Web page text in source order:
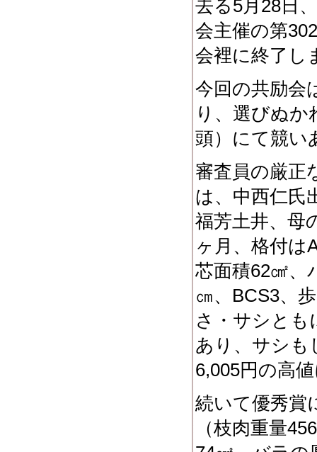
去る5月28日
会主催の第
会裡に終了し
今回の共励会
り、選びぬか
頭）にて競い
審査員の厳正
は、中西仁氏
福芳土井、母
ヶ月、格付は
芯面積62㎠、
㎝、BCS3、
さ・サシとも
あり、サシも
6,005円の高
続いて優秀賞
（枝肉重量